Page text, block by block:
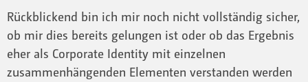
Rückblickend bin ich mir noch nicht vollständig sicher,
ob mir dies bereits gelungen ist oder ob das Ergebnis
eher als Corporate Identity mit einzelnen
zusammenhängenden Elementen verstanden werden